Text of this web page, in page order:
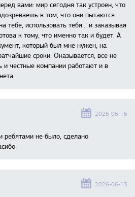
вами: мир сегодня так устроен, что
в том, что они пытаются
тебе, использовать тебя... и заказывая
к тому, что именно так и будет. А
который был мне нужен, на
сроки. Оказывается, все не
и честные компании работают и в
2026-06-16
ребятами не было, сделано
2026-06-13